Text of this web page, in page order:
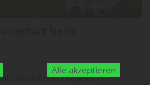
Alle akzeptieren
beim
findet das Lützeler